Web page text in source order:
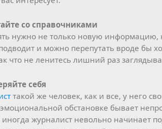
со справочниками
нужно не только новую информацию,
и можно перепутать вроде бы
что не ленитесь лишний раз
себя
такой же человек, как и все, у него
обстановке бывает
иногда журналист невольно начинает